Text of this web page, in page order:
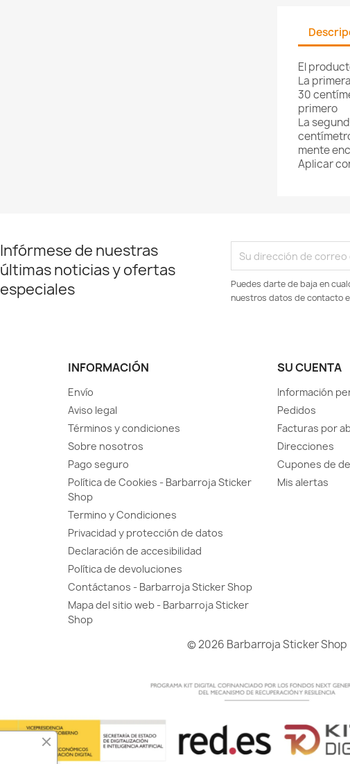
El
La
30
primero
La
mente
Aplicar
Infórmese de nuestras
últimas noticias y ofertas
especiales
Puedes darte de baja en
nuestros datos de contacto
INFORMACIÓN
Envío
Aviso legal
Términos y condiciones
Sobre nosotros
Pago seguro
Política de Cookies - Barbarroja Sticker
Shop
Termino y Condiciones
Privacidad y protección de datos
Declaración de accesibilidad
Política de devoluciones
Contáctanos - Barbarroja Sticker Shop
Mapa del sitio web - Barbarroja Sticker
Shop
SU CUENTA
Información
Pedidos
Facturas por
Direcciones
Cupones de
Mis alertas
© 2026 Barbarroja Sticker Shop